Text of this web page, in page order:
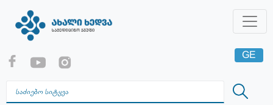
GE
RU